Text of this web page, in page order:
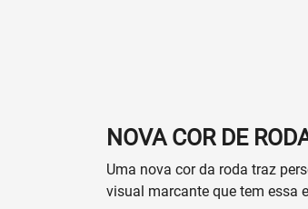
NOVA COR DE
Uma nova cor da roda traz
visual marcante que tem essa